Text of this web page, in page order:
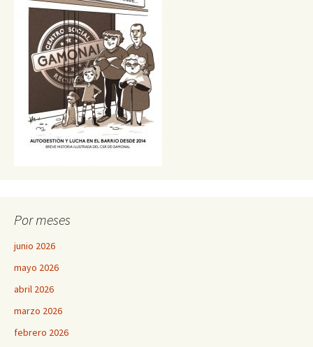
Por meses
junio 2026
mayo 2026
abril 2026
marzo 2026
febrero 2026